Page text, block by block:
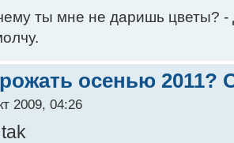
ты мне не даришь цветы?
осенью 2011?
2009, 04:26